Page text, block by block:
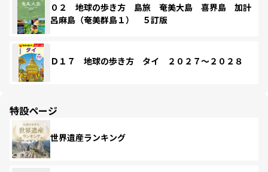
０２ 地球の歩き方 島旅 奄美大島 喜界島 加計
呂麻島（奄美群島１） ５訂版
Ｄ１７ 地球の歩き方 タイ ２０２７～２０２８
特設ページ
世界遺産ランキング